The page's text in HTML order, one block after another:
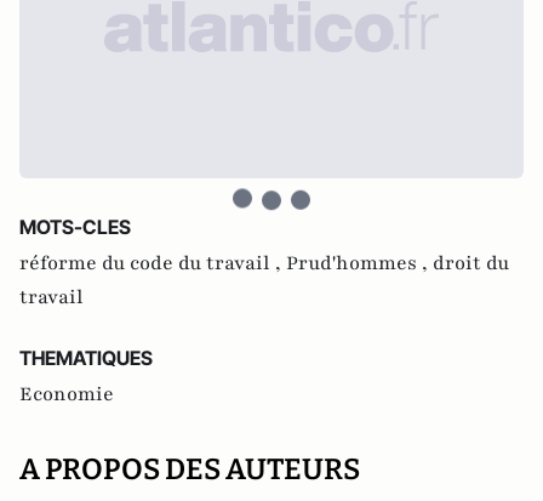
MOTS-CLES
réforme du code du travail , Prud'hommes , droit du
travail
THEMATIQUES
Economie
A PROPOS DES AUTEURS